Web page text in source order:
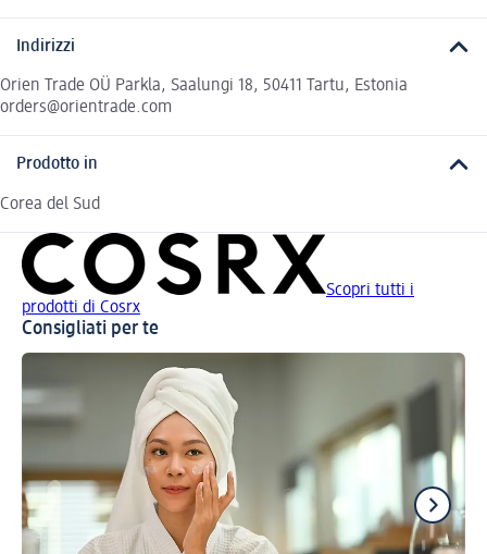
Indirizzi
Orien Trade OÜ Parkla, Saalungi 18, 50411 Tartu, Estonia
orders@orientrade.com
Prodotto in
Corea del Sud
Scopri tutti i
prodotti di Cosrx
Consigliati per te